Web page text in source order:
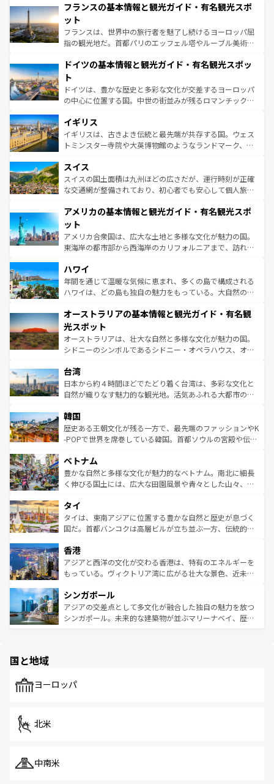
ませてくれるイタリアで、忘れられない旅をしてみよう！
なお、新着のイタリア情報は
しい。
文化が根付くこの国では、情熱的なフラメンコ、熱気あふ
れる闘牛、そして美味しいタパスが生活の一部となってい
る。首都マドリードの洗練された雰囲気や、バルセロナの
アートに溢れた街角から、地方では古代ローマ遺跡や中世
せる。地方によって風土や気候が異なるスペインはその個
ンテンツ一覧 を参照してほしい。
フランスの基本情報と観光ガイド・有名観光スポ
ット
フランスは、世界中の旅行者を魅了し続けるヨーロッパ屈
指の観光地だ。首都パリのエッフェル塔やルーブル美術館
で、幅広い魅力が詰まっている。華麗な宮殿、歴史的な大
聖堂、美しいビーチ、そして豊かな自然が、訪れる者を心
から魅了する。また、フランスは美食の国としても知ら
れ、フランス料理はユネスコ無形文化遺産にも登録されて
香り高いラベンダー畑など、多彩な楽しみ方が可能だ。さ
らに、パリ以外の地域にも魅力が溢れており、どの街角に
も豊かな歴史と文化が息づいている。パリ以外の個性あふ
を参照してほしい。
ドイツの基本情報と観光ガイド・有名観光スポッ
ト
ドイツは、豊かな歴史と多彩な文化が交差するヨーロッパ
の中心に位置する国。中世の街並みが残るロマンチック街
顔を持つこの国は、どこを歩いても飽きることがない。ベ
ルリンの文化的活気、バイエルン州のアルプスの絶景、そ
してライン川沿いのワイン畑といった風景は必見。ビール
は、お酒好きな人にはぜひ体験してほしい。 なお、新着の
ドイツ情報はコンテンツ一覧を参照してほしい。
イギリス
イギリスは、古きよき伝統と最先端が共存する国。ウェス
トミンスター寺院や大英博物館のようなランドマーク、歴
リアごとに異なる魅力がある。また、優雅なアフタヌーン
ティー、ビール好きにはたまらない英国パブ、サッカー観
戦など、本場だからこそできる体験も豊富。イギリスを旅
ンツ一覧を参照してほしい。
スイス
スイスの国土面積は九州ほどの広さだが、運行時刻が正確
な交通網が整備されており、初心者でも安心して個人旅行
の建物がそのまま残る町や、スイスならではのユニークな
博物館もあり、アルプス観光だけでなく町歩きも満喫する
ことができる。国民の所得が高いため物価も高いが、旅行
者向けの交通パス提供のサービスもあり、うまく活用すれ
着のスイス情報は
アメリカの基本情報と観光ガイド・有名観光スポ
ット
アメリカ合衆国は、広大な土地と多様な文化が魅力の国。
東海岸の都市部から西海岸のカリフォルニアまで、訪れる
のような巨大都市は、観光、ショッピング、エンターテイ
ンメントが詰まった刺激的なスポットだ。一方、アメリカ
西部には大自然が広がり、グランドキャニオンやイエロー
部のニューオーリンズでは、音楽と美食が融合した独特の
文化が魅力。旅行者はアメリカの各地域で異なる魅力を楽
しみながら、その多様性と豊かな歴史を感じることができ
るだろう。車でのロードトリップや列車の旅も、アメリカ
情報は
ハワイ
年間を通じて温暖な気候に恵まれ、多くの島で構成される
ハワイは、どの島も独自の魅力をもっている。大自然の神
ワイ島は見逃せない。また、定番の観光地といえばオアフ
島だが、静かな自然を求めるならマウイ島やカウアイ島が
おすすめ。エメラルドグリーンに輝く海をはじめ、豊かな
文化や歴史が息づいている。「アロハスピリット」と呼ば
人々、おいしいローカルフードやハワイアンミュージッ
ク、伝統的なフラダンスなど、すべてがハワイの魅力を彩
っている。訪れるたびに新しい発見と感動が待っているハ
はコンテンツ一覧
オーストラリアの基本情報と観光ガイド・有名観
光スポット
オーストラリアは、壮大な自然と多様な文化が魅力の国。
シドニーのシンボルであるシドニー・オペラハウス、オー
リアリーフや大陸中央部にそびえるウルル（エアーズロッ
ク）、タスマニアの美しい原生林やケアンズの熱帯雨林な
ど、見どころがたくさん。また、カフェやワイン、オージ
いる。アクティビティも充実しており、サーフィンやダイ
ビング、ハイキングなど、アウトドア好きにはたまらな
い。オーストラリアの多彩な魅力を存分に味わいつくそ
参照してほしい。
台湾
日本から約４時間ほどでたどり着く台湾は、多彩な文化と
自然が織りなす魅力的な観光地。活気あふれる大都市の台
ン）、静ひつな山岳地帯である台湾東部など、都市の喧騒
と山間の静けさが共存しており、訪れる人に新しい発見と
驚きをもたらしてくれる。また、奥深い台湾の食文化も魅
容にもいいと評判のスイーツなど、バラエティ豊かな料理
が味わえる。 なお、新着の台湾情報は コンテンツ一覧を参
照してほしい。
韓国
歴史ある王朝文化が残る一方で、最先端のファッションやK
-POPで世界を席巻している韓国。首都ソウルの宮殿や伝統
き、地方に足を延ばせば四季折々の自然美を楽しむことが
できる。そして、キムチや焼肉、絶品のストリートフード
まで、さまざまな韓国料理が待っている。夜には、韓国な
リティに包まれながら、韓国の多彩な魅力を心ゆくまで味
わってみてほしい。 なお、新着の韓国情報はコンテンツ一
覧を参照してほしい。
ベトナム
豊かな自然と多様な文化が魅力的なベトナム。南北に細長
く伸びる国土には、広大な田園風景や青々とした山々、世
急速な発展と共に伝統が息づく。ハノイの古い町並みやホ
ーチミン市のフランス統治時代の建物も、独特の雰囲気を
醸し出している。また、バラエティの豊かさとおいしさで
とつ。フォーやバインミー、ベトナムコーヒーなどは、ぜ
ひ現地で味わいたい。どの地域を訪れてもあたたかい人々
が旅行者を迎えてくれるので、きっと忘れられない旅にな
参照してほしい。
タイ
タイは、東南アジアに位置する豊かな自然と歴史が息づく
国だ。首都バンコクは高層ビルが立ち並ぶ一方、伝統的な
の活気が交差している。北部ではチェンマイなどの山岳地
帯で自然と触れ合い、南部ではプーケットやクラビの美し
いビーチでリゾート気分を楽しむことができる。タイ料理
激する。気候は一年中温暖で、どの季節にも異なる楽しみ
が待っている。親しみやすいタイの人々、仏教を中心とし
た文化、そして多様な観光資源が、訪れる旅人を魅了し続
香港
アジアと西洋の文化が交わる香港は、特有のエネルギーを
もっている。ヴィクトリア湾に広がる壮大な景色、近未来
み、どこを訪れても感動するはず。観光スポットが密集し
ており、効率よく見どころを回れるのも魅力。息をのむよ
うな絶景から文化的な体験まで、香港を存分に楽しみ尽く
シンガポール
アジアの交差点として多文化が融合した独自の魅力を放つ
シンガポール。未来的な建築物が並ぶマリーナベイ、歴史
で、ホーカーズは地元の風情を楽しめる外せないスポット
国と地域
ヨーロッパ
北米
中南米